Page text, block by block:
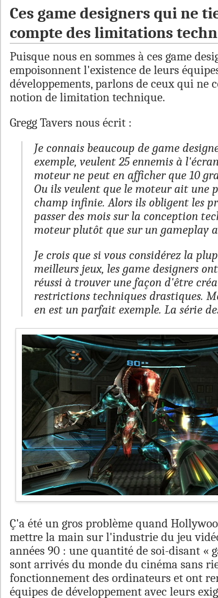
Ces game designers qui ne
compte des limitations
Puisque nous en sommes à ces game
empoisonnent l'existence de leurs
développements, parlons de ceux qui ne
notion de limitation technique.
Gregg Tavers nous écrit :
Je connais beaucoup de game
exemple, veulent 25 ennemis à
moteur ne peut en afficher que 10
Ou ils veulent que le moteur ait une
champ infinie. Alors ils obligent les
passer des mois sur la conception
moteur plutôt que sur un gameplay
Je crois que si vous considérez la
meilleurs jeux, les game designers
réussi à trouver une façon d'être
restrictions techniques drastiques.
en est un parfait exemple. La série
Ç'a été un gros problème quand
mettre la main sur l'industrie du jeu
années 90 : une quantité de soi-disant «
sont arrivés du monde du cinéma sans
fonctionnement des ordinateurs et ont
équipes de développement avec leurs